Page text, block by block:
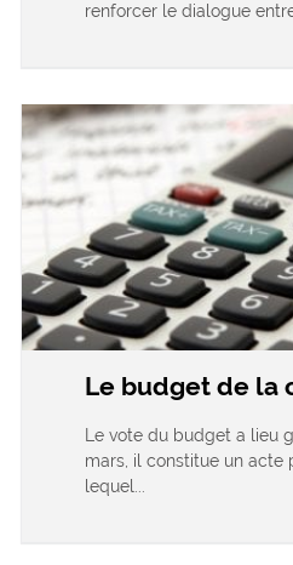
renforcer le dialogue entre
Le budget de la
Le vote du budget a lieu
mars, il constitue un acte
lequel...